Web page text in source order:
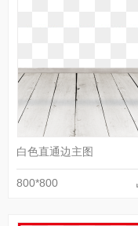
白色直通边主图
800*800
收藏